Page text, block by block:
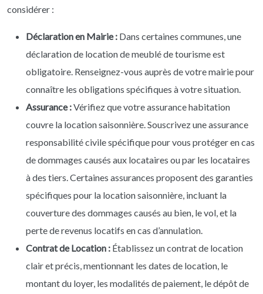
considérer :
Déclaration en Mairie : Dans certaines communes, une
déclaration de location de meublé de tourisme est
obligatoire. Renseignez-vous auprès de votre mairie pour
connaître les obligations spécifiques à votre situation.
Assurance :Vérifiez que votre assurance habitation
couvre la location saisonnière. Souscrivez une assurance
responsabilité civile spécifique pour vous protéger en cas
de dommages causés aux locataires ou par les locataires
à des tiers. Certaines assurances proposent des garanties
spécifiques pour la location saisonnière, incluant la
couverture des dommages causés au bien, le vol, et la
perte de revenus locatifs en cas d’annulation.
Contrat de Location : Établissez un contrat de location
clair et précis, mentionnant les dates de location, le
montant du loyer, les modalités de paiement, le dépôt de